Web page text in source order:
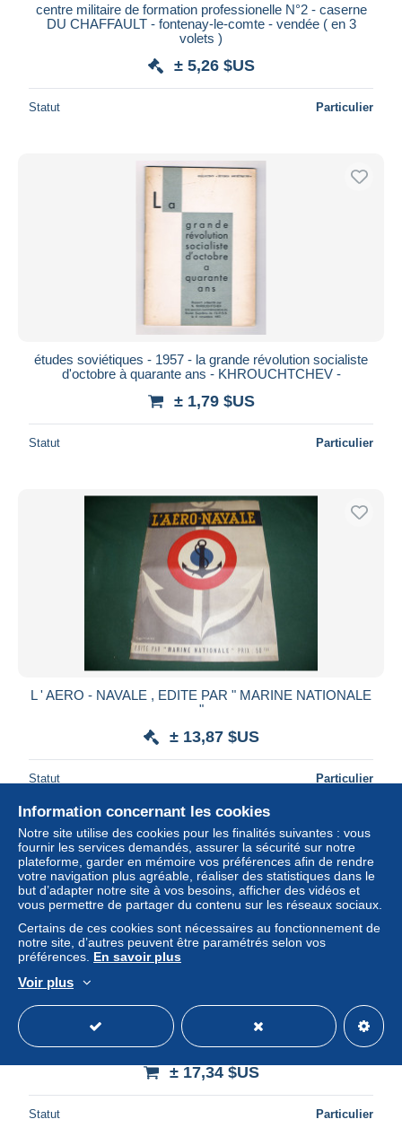
centre militaire de formation professionelle N°2 - caserne
DU CHAFFAULT - fontenay-le-comte - vendée ( en 3
volets )
± 5,26 $US
Statut Particulier
études soviétiques - 1957 - la grande révolution socialiste
d'octobre à quarante ans - KHROUCHTCHEV -
± 1,79 $US
Statut Particulier
L ' AERO - NAVALE , EDITE PAR " MARINE NATIONALE
"
± 13,87 $US
Statut Particulier
VOYAGE D ETUDE PROMOTION EA 62 ARMEE DE L
AIR (MILITARIA)
± 17,34 $US
Statut Particulier
Information concernant les cookies
Notre site utilise des cookies pour les finalités suivantes : vous
fournir les services demandés, assurer la sécurité sur notre
plateforme, garder en mémoire vos préférences afin de rendre
votre navigation plus agréable, réaliser des statistiques dans le
but d’adapter notre site à vos besoins, afficher des vidéos et
vous permettre de partager du contenu sur les réseaux sociaux.
Certains de ces cookies sont nécessaires au fonctionnement de
notre site, d’autres peuvent être paramétrés selon vos
préférences. En savoir plus
Voir plus